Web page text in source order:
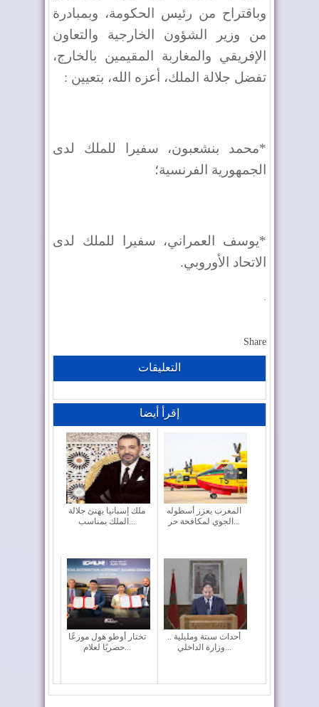
وباقتراح من رئيس الحكومة، وبمبادرة
من وزير الشؤون الخارجية والتعاون
الإفريقي والمغاربة المقيمين بالخارج،
تفضل جلالة الملك، أعزه الله، بتعيين :
*محمد بنشعبون، سفيرا للملك لدى
الجمهورية الفرنسية؛
*يوسف العمراني، سفيرا للملك لدى
الاتحاد الأوروبي.
Share
التعليقات
إقرأ أيضا
ملك إسبانيا يهنئ جلالة
المغرب يعزز أسطوله
تختار أوطو هول موزعًا
أحداث سبتة ومليلية ..